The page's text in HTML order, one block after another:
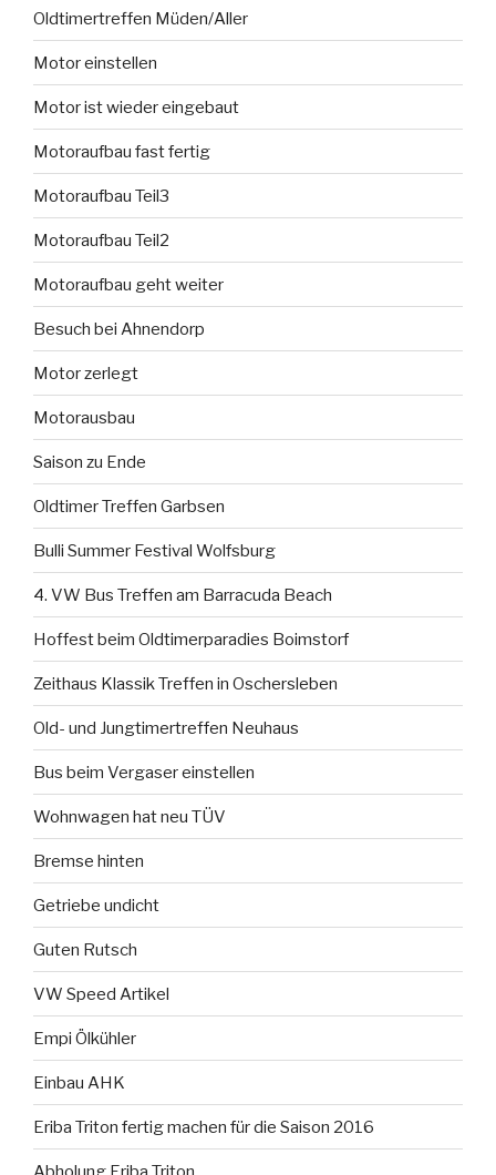
Oldtimertreffen Müden/Aller
Motor einstellen
Motor ist wieder eingebaut
Motoraufbau fast fertig
Motoraufbau Teil3
Motoraufbau Teil2
Motoraufbau geht weiter
Besuch bei Ahnendorp
Motor zerlegt
Motorausbau
Saison zu Ende
Oldtimer Treffen Garbsen
Bulli Summer Festival Wolfsburg
4. VW Bus Treffen am Barracuda Beach
Hoffest beim Oldtimerparadies Boimstorf
Zeithaus Klassik Treffen in Oschersleben
Old- und Jungtimertreffen Neuhaus
Bus beim Vergaser einstellen
Wohnwagen hat neu TÜV
Bremse hinten
Getriebe undicht
Guten Rutsch
VW Speed Artikel
Empi Ölkühler
Einbau AHK
Eriba Triton fertig machen für die Saison 2016